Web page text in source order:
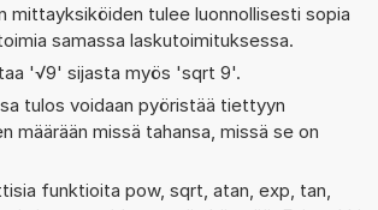
mittayksiköiden tulee luonnollisesti sopia
samassa laskutoimituksessa.
'√9' sijasta myös 'sqrt 9'.
tulos voidaan pyöristää tiettyyn
määrään missä tahansa, missä se on
funktioita pow, sqrt, atan, exp, tan,